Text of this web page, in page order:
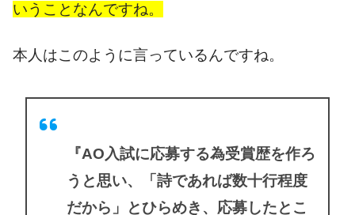
いうことなんですね。
本人はこのように言っているんですね。
『AO入試に応募する為受賞歴を作ろ
うと思い、「詩であれば数十行程度
だから」とひらめき、応募したとこ